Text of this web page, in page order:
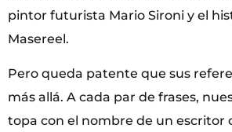
pintor futurista Mario Sironi y el
Masereel.
Pero queda patente que sus
más allá. A cada par de frases,
topa con el nombre de un escritor